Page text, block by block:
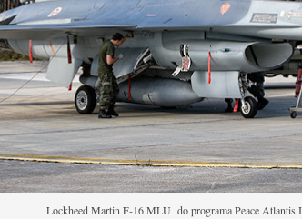
Lockheed Martin F-16 MLU do programa Peace Atlantis